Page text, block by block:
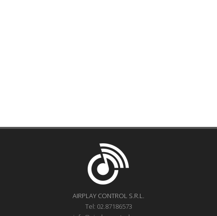
AIRPLAY CONTROL S.R.L.
Tel: 02.87186573